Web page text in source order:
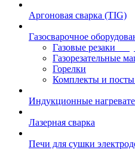
Аргоновая сварка (TIG)
Газосварочное
Газовые резаки
Газорезательные
Горелки
Комплекты и посты
Индукционные
Лазерная сварка
Печи для сушки